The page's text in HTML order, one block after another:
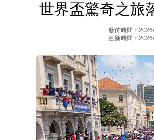
世界盃驚奇之旅
發佈時間：
更新時間：